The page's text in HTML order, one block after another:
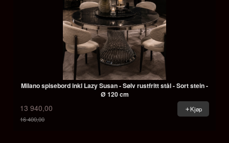
Milano spisebord inkl Lazy Susan - Sølv rustfritt stål - Sort stein -
Ø 120 cm
13 940,00
16 400,00
Kjøp